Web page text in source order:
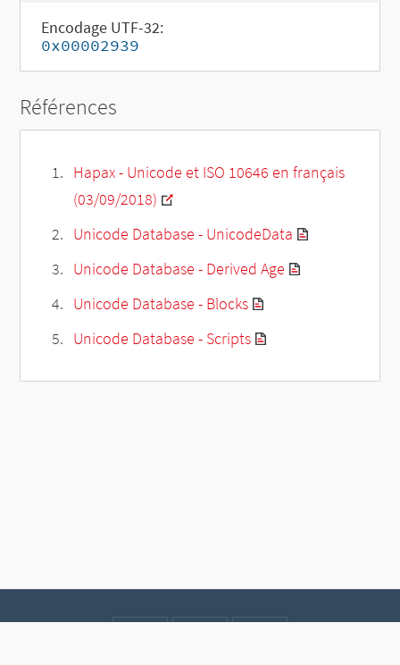
Encodage UTF-32:
0x00002939
Références
Hapax - Unicode et ISO 10646 en français
(03/09/2018)
Unicode Database - UnicodeData
Unicode Database - Derived Age
Unicode Database - Blocks
Unicode Database - Scripts